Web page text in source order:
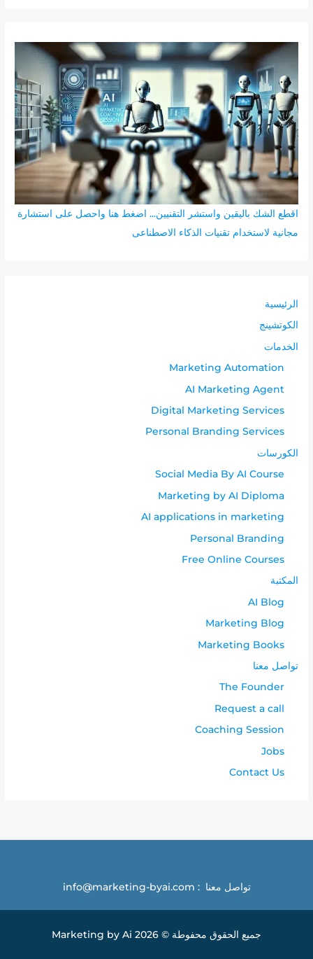
ث
ن
:
اقطع الشك باليقين واستشر التقنيين... اضغط هنا واحصل على استشارة
مجانية لاستخدام تقنيات الذكاء الاصطناعى
الرئيسية
الكوتشينج
الخدمات
Marketing Automation
AI Marketing Agent
Digital Marketing Services
Personal Branding Services
الكورسات
Social Media By AI Course
Marketing by AI Diploma
AI applications in marketing
Personal Branding
Free Online Courses
المكتبة
AI Blog
Marketing Blog
Marketing Books
تواصل معنا
The Founder
Request a call
Coaching Session
Jobs
Contact Us
تواصل معنا : info@marketing-byai.com
جميع الحقوق محفوطة © 2026 Marketing by Ai